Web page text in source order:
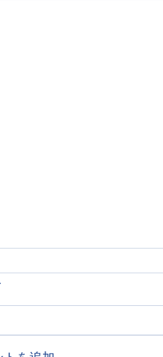
た」を積み重ねる療育
が何かを覚える瞬間には、